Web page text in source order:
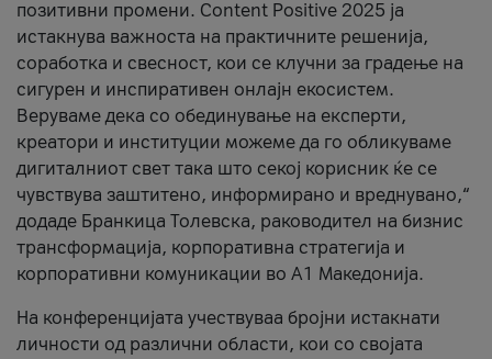
позитивни промени. Content Positive 2025 ја
истакнува важноста на практичните решенија,
соработка и свесност, кои се клучни за градење на
сигурен и инспиративен онлајн екосистем.
Веруваме дека со обединување на експерти,
креатори и институции можеме да го обликуваме
дигиталниот свет така што секој корисник ќе се
чувствува заштитено, информирано и вреднувано,“
додаде Бранкица Толевска, раководител на бизнис
трансформација, корпоративна стратегија и
корпоративни комуникации во А1 Македонија.
На конференцијата учествуваа бројни истакнати
личности од различни области, кои со својата